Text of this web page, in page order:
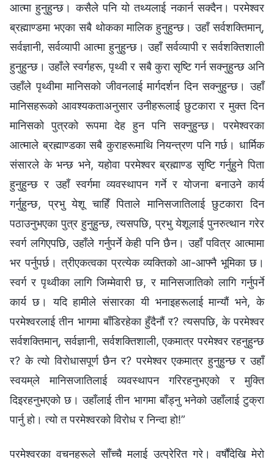
आत्मा हुनुहुन्छ। कसैले पनि यो तथ्यलाई नकार्न सक्दैन। परमेश्‍वर
ब्रह्माण्डमा भएका सबै थोकका मालिक हुनुहुन्छ। उहाँ सर्वशक्तिमान्,
सर्वज्ञानी, सर्वव्यापी आत्मा हुनुहुन्छ। उहाँ सर्वव्यापी र सर्वशक्तिशाली
हुनुहुन्छ। उहाँले स्वर्गहरू, पृथ्वी र सबै कुरा सृष्टि गर्न सक्नुहुन्छ अनि
उहाँले पृथ्वीमा मानिसको जीवनलाई मार्गदर्शन दिन सक्नुहुन्छ। उहाँ
मानिसहरूको आवश्यकताअनुसार उनीहरूलाई छुटकारा र मुक्त दिन
मानिसको पुत्रको रूपमा देह हुन पनि सक्नुहुन्छ। परमेश्‍वरका
आत्माले ब्रह्माण्डका सबै कुराहरूमाथि नियन्त्रण पनि गर्छ। धार्मिक
संसारले के भन्छ भने, यहोवा परमेश्‍वर ब्रह्माण्ड सृष्टि गर्नुहुने पिता
हुनुहुन्छ र उहाँ स्वर्गमा व्यवस्थापन गर्ने र योजना बनाउने कार्य
गर्नुहुन्छ, प्रभु येशू चाहिँ पिताले मानिसजातिलाई छुटकारा दिन
पठाउनुभएका पुत्र हुनुहुन्छ, त्यसपछि, प्रभु येशूलाई पुनरुत्थान गरेर
स्वर्ग लगिएपछि, उहाँले गर्नुपर्ने केही पनि छैन। उहाँ पवित्र आत्मामा
भर पर्नुपर्छ। त्रीएकत्वका प्रत्येक व्यक्तिको आ-आफ्नै भूमिका छ।
स्वर्ग र पृथ्वीका लागि जिम्मेवारी छ, र मानिसजातिको लागि गर्नुपर्ने
कार्य छ। यदि हामीले संसारका यी भनाइहरूलाई मान्यौं भने, के
परमेश्‍वरलाई तीन भागमा बाँडिरहेका हुँदैनौं र? त्यसपछि, के परमेश्‍वर
सर्वशक्तिमान्, सर्वज्ञानी, सर्वशक्तिशाली, एकमात्र परमेश्‍वर रहनुहुन्छ
र? के त्यो विरोधासपूर्ण छैन र? परमेश्‍वर एकमात्र हुनुहुन्छ र उहाँ
स्वयम्‌ले मानिसजातिलाई व्यवस्थापन गरिरहनुभएको र मुक्ति
दिइरहनुभएको छ। उहाँलाई तीन भागमा बाँड्नु भनेको उहाँलाई टुक्रा
पार्नु हो। त्यो त परमेश्‍वरको विरोध र निन्दा हो!”
परमेश्‍वरका वचनहरूले साँच्चै मलाई उत्प्रेरित गरे। वर्षौंदेखि मेरो